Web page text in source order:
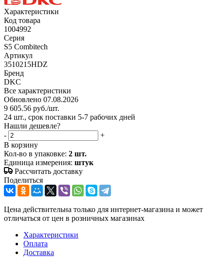
Характеристики
Код товара
1004992
Серия
S5 Combitech
Артикул
3510215HDZ
Бренд
DKC
Все характеристики
Обновлено 07.08.2026
9 605.56 руб./шт.
24 шт., срок поставки 5-7 рабочих дней
Нашли дешевле?
-
+
В корзину
Кол-во в упаковке: 2 шт.
Единица измерения: штук
Рассчитать доставку
Поделиться
Цена действительна только для интернет-магазина и может
отличаться от цен в розничных магазинах
Характеристики
Оплата
Доставка